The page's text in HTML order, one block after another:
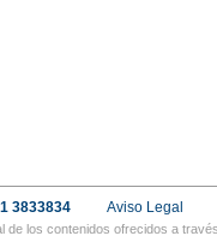
3833834 Aviso Legal
de los contenidos ofrecidos a